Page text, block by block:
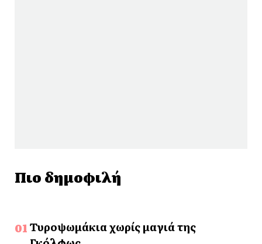
Πιο δημοφιλή
Τυροψωμάκια χωρίς μαγιά της